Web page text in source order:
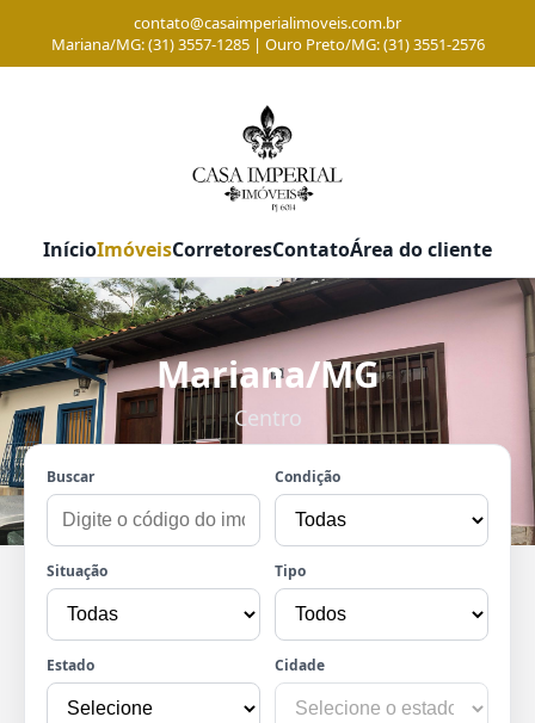
contato@casaimperialimoveis.com.br
Mariana/MG: (31) 3557-1285 | Ouro Preto/MG: (31) 3551-2576
InícioImóveisCorretoresContatoÁrea do cliente
Mariana/MG
Centro
Buscar Condição
Situação Tipo
Estado Cidade